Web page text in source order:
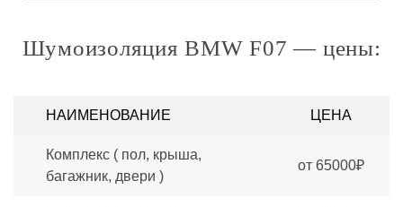
Шумоизоляция BMW F07 — цены:
НАИМЕНОВАНИЕ ЦЕНА
Комплекс ( пол, крыша,
багажник, двери )
от 65000₽